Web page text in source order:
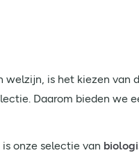
is het kiezen
Daarom bieden we
onze selectie van